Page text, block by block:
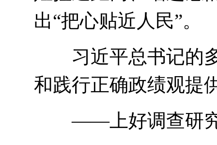
出“把心贴近人民”。
习近平总书记的多
和践行正确政绩观提
——上好调查研究